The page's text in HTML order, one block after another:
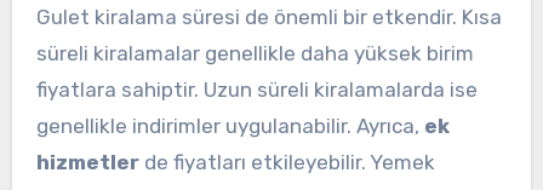
Gulet kiralama süresi de önemli bir etkendir. Kısa
süreli kiralamalar genellikle daha yüksek birim
fiyatlara sahiptir. Uzun süreli kiralamalarda ise
genellikle indirimler uygulanabilir. Ayrıca, ek
hizmetlerde fiyatları etkileyebilir. Yemek